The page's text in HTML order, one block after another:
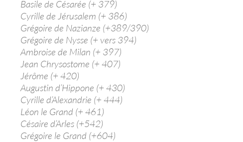
Basile de Césarée (+ 379)
Cyrille de Jérusalem (+ 386)
Grégoire de Nazianze (+389/390)
Grégoire de Nysse (+ vers 394)
Ambroise de Milan (+ 397)
Jean Chrysostome (+ 407)
Jérôme (+ 420)
Augustin d’Hippone (+ 430)
Cyrille d’Alexandrie (+ 444)
Léon le Grand (+ 461)
Césaire d’Arles (+542)
Grégoire le Grand (+604)